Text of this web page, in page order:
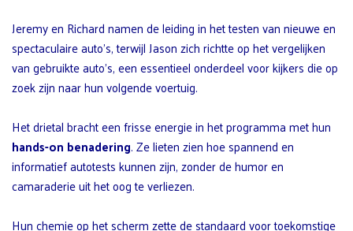
Jeremy en Richard namen de leiding in het testen van nieuwe en
spectaculaire auto’s, terwijl Jason zich richtte op het vergelijken
van gebruikte auto’s, een essentieel onderdeel voor kijkers die op
zoek zijn naar hun volgende voertuig.
Het drietal bracht een frisse energie in het programma met hun
hands-on benadering. Ze lieten zien hoe spannend en
informatief autotests kunnen zijn, zonder de humor en
camaraderie uit het oog te verliezen.
Hun chemie op het scherm zette de standaard voor toekomstige